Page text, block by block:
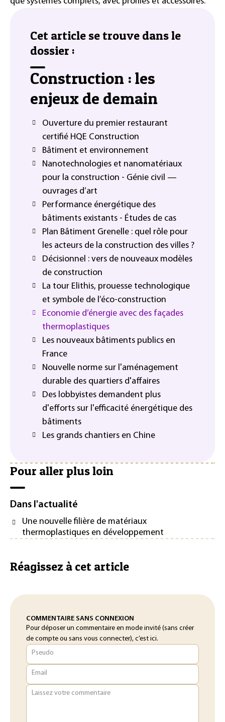
Cet article se trouve dans le
dossier :
Construction : les
enjeux de demain
Ouverture du premier restaurant
certifié HQE Construction
Bâtiment et environnement
Nanotechnologies et nanomatériaux
pour la construction - Génie civil —
ouvrages d’art
Performance énergétique des
bâtiments existants - Études de cas
Plan Bâtiment Grenelle : quel rôle pour
les acteurs de la construction des villes ?
Décisionnel : vers de nouveaux modèles
de construction
La tour Elithis, prouesse technologique
et symbole de l’éco-construction
Economie d’énergie avec des façades
thermoplastiques
Les nouveaux bâtiments publics en
France
Nouvelle norme sur l'aménagement
durable des quartiers d'affaires
Des lobbyistes demandent plus
d'efforts sur l'efficacité énergétique des
bâtiments
Les grands chantiers en Chine
Pour aller plus loin
Dans l'actualité
Une nouvelle filière de matériaux
thermoplastiques en développement
Réagissez à cet article
COMMENTAIRE SANS CONNEXION
Pour déposer un commentaire en mode invité (sans créer
de compte ou sans vous connecter), c’est ici.
Pseudo
Email
Laissez votre commentaire